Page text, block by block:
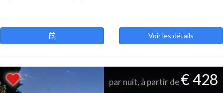
Voir les détails
par nuit, à partir de€ 428